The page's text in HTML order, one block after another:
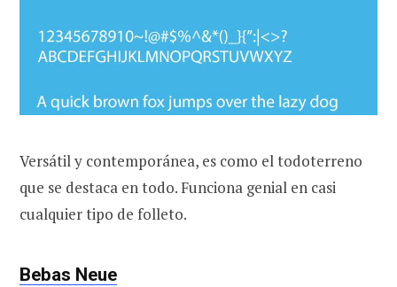
Versátil y contemporánea, es como el todoterreno
que se destaca en todo. Funciona genial en casi
cualquier tipo de folleto.
Bebas Neue